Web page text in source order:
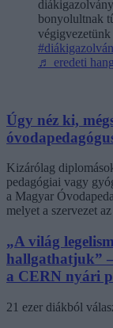
bonyolultnak
♬ eredeti
Úgy néz ki,
Kizárólag
pedagógiai vagy
a Magyar
melyet a szervezet
„A világ
hallgathatjuk”
a CERN nyári
21 ezer diákból